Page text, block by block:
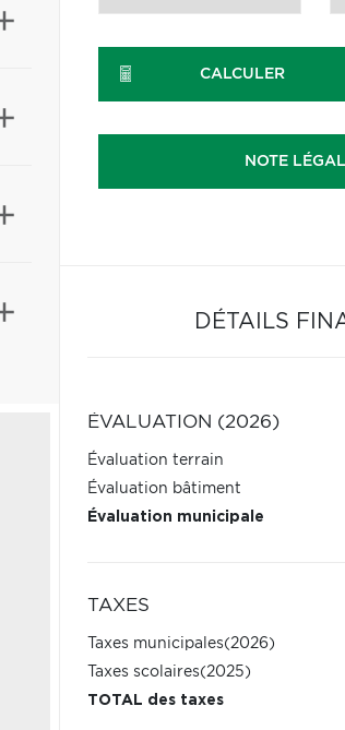
CALCULER
NOTE
DÉTAILS
ÉVALUATION (2026)
Évaluation terrain
Évaluation bâtiment
Évaluation municipale
TAXES
Taxes municipales(2026)
Taxes scolaires(2025)
TOTAL des taxes